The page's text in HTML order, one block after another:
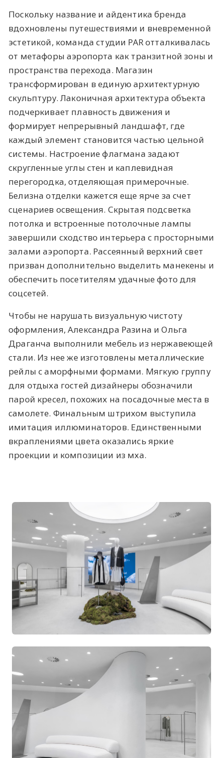
Поскольку название и айдентика бренда
вдохновлены путешествиями и вневременной
эстетикой, команда студии PAR отталкивалась
от метафоры аэропорта как транзитной зоны и
пространства перехода. Магазин
трансформирован в единую архитектурную
скульптуру. Лаконичная архитектура объекта
подчеркивает плавность движения и
формирует непрерывный ландшафт, где
каждый элемент становится частью цельной
системы. Настроение флагмана задают
скругленные углы стен и каплевидная
перегородка, отделяющая примерочные.
Белизна отделки кажется еще ярче за счет
сценариев освещения. Скрытая подсветка
потолка и встроенные потолочные лампы
завершили сходство интерьера с просторными
залами аэропорта. Рассеянный верхний свет
призван дополнительно выделить манекены и
обеспечить посетителям удачные фото для
соцсетей.
Чтобы не нарушать визуальную чистоту
оформления, Александра Разина и Ольга
Драганча выполнили мебель из нержавеющей
стали. Из нее же изготовлены металлические
рейлы с аморфными формами. Мягкую группу
для отдыха гостей дизайнеры обозначили
парой кресел, похожих на посадочные места в
самолете. Финальным штрихом выступила
имитация иллюминаторов. Единственными
вкраплениями цвета оказались яркие
проекции и композиции из мха.